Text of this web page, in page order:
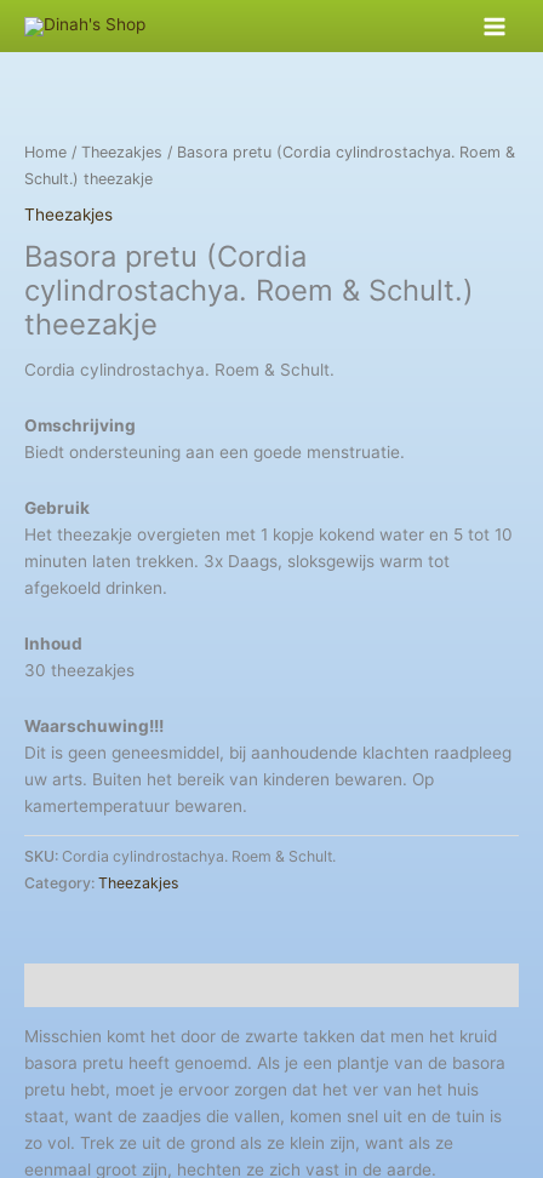
Home / Theezakjes / Basora pretu (Cordia cylindrostachya. Roem &
Schult.) theezakje
Theezakjes
Basora pretu (Cordia
cylindrostachya. Roem & Schult.)
theezakje
Cordia cylindrostachya. Roem & Schult.
Omschrijving
Biedt ondersteuning aan een goede menstruatie.
Gebruik
Het theezakje overgieten met 1 kopje kokend water en 5 tot 10
minuten laten trekken. 3x Daags, sloksgewijs warm tot
afgekoeld drinken.
Inhoud
30 theezakjes
Waarschuwing!!!
Dit is geen geneesmiddel, bij aanhoudende klachten raadpleeg
uw arts. Buiten het bereik van kinderen bewaren. Op
kamertemperatuur bewaren.
SKU: Cordia cylindrostachya. Roem & Schult.
Category: Theezakjes
Misschien komt het door de zwarte takken dat men het kruid
basora pretu heeft genoemd. Als je een plantje van de basora
pretu hebt, moet je ervoor zorgen dat het ver van het huis
staat, want de zaadjes die vallen, komen snel uit en de tuin is
zo vol. Trek ze uit de grond als ze klein zijn, want als ze
eenmaal groot zijn, hechten ze zich vast in de aarde.